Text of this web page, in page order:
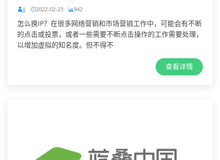
jj 2022-02-23 942
怎么换IP？在很多网络营销和市场营销工作中，可能会有不断
的点击或投票，或者一些需要不断点击操作的工作需要处理，
以增加虚拟的知名度。但不得不
查看详情